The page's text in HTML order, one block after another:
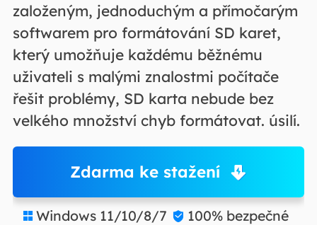
založeným, jednoduchým a přímočarým
softwarem pro formátování SD karet,
který umožňuje každému běžnému
uživateli s malými znalostmi počítače
řešit problémy, SD karta nebude bez
velkého množství chyb formátovat. úsilí.
Zdarma ke stažení
 Windows 11/10/8/7  100% bezpečné